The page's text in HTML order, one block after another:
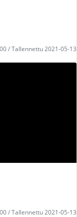
/ Tallennettu 2021-05-13
/ Tallennettu 2021-05-13